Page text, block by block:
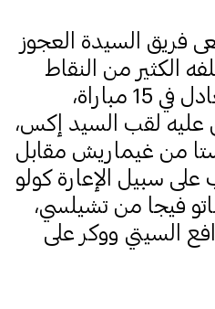
فريق السيدة العجوز
الكثير من النقاط
محلياً ودولياً، حيث تعادل في 15 مباراة،
لقب السيد إكس،
من غيماريش مقابل
على سبيل الإعارة كولو
فيجا من تشيلسي،
السيتي ووكر على